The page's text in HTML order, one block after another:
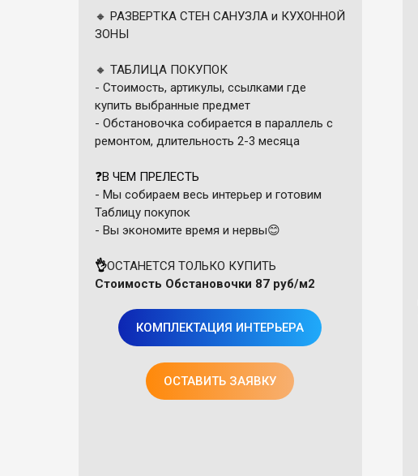
🔸 РАЗВЕРТКА СТЕН САНУЗЛА и КУХОННОЙ
ЗОНЫ
🔸 ТАБЛИЦА ПОКУПОК
- Стоимость, артикулы, ссылками где
купить выбранные предмет
- Обстановочка собирается в параллель с
ремонтом, длительность 2-3 месяца
❓В ЧЕМ ПРЕЛЕСТЬ
- Мы собираем весь интерьер и готовим
Таблицу покупок
- Вы экономите время и нервы😊
👌ОСТАНЕТСЯ ТОЛЬКО КУПИТЬ
Стоимость Обстановочки 87 руб/м2
КОМПЛЕКТАЦИЯ ИНТЕРЬЕРА
ОСТАВИТЬ ЗАЯВКУ